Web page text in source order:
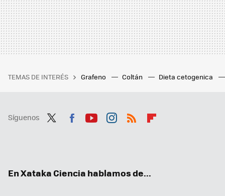
TEMAS DE INTERÉS Grafeno Coltán Dieta cetogenica
Síguenos
En Xataka Ciencia hablamos de...